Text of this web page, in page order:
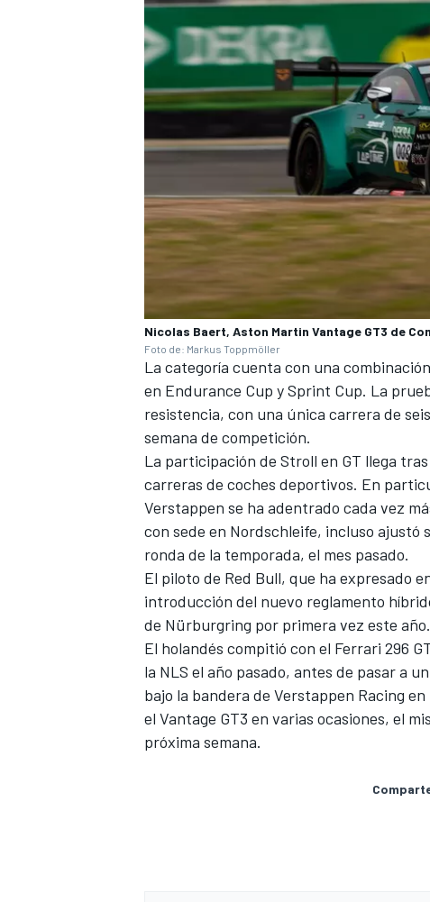
Nicolas Baert, Aston Martin Vantage GT3 de
Foto de: Markus Toppmöller
La categoría cuenta con una
en Endurance Cup y Sprint Cup. La
resistencia, con una única carrera de
semana de competición.
La participación de Stroll en GT llega
carreras de coches deportivos. En
Verstappen se ha adentrado cada vez
con sede en Nordschleife, incluso
ronda de la temporada, el mes pasado.
El piloto de Red Bull, que ha expresado
introducción del nuevo reglamento
de Nürburgring por primera vez este año.
El holandés compitió con el Ferrari 296
la NLS el año pasado, antes de pasar a un
bajo la bandera de Verstappen Racing
el Vantage GT3 en varias ocasiones, el
próxima semana.